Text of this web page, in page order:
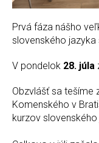
Prvá fáza nášho
slovenského jazyka
V pondelok 28. júla
Obzvlášť sa tešíme
Komenského v
kurzov